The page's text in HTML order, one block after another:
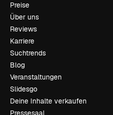
Preise
Über uns
Reviews
Karriere
Suchtrends
Blog
Veranstaltungen
Slidesgo
Deine Inhalte verkaufen
Pressesaal